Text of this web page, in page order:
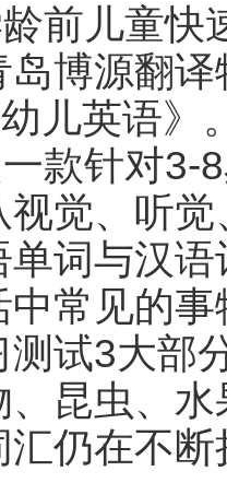
前儿童快
博源翻
儿英语》
款针对3-
觉、听
词与汉
常见的
试3大部
昆虫、
仍在不断